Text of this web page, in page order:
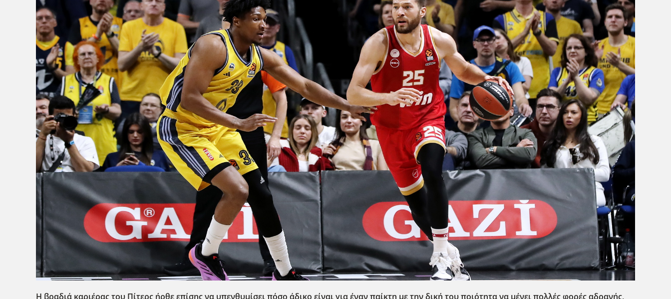
Η βραδιά καριέρας του Πίτερς ήρθε επίσης να υπενθυμίσει πόσο άδικο είναι για έναν παίκτη με την δική του ποιότητα να μένει πολλές φορές αδρανής,